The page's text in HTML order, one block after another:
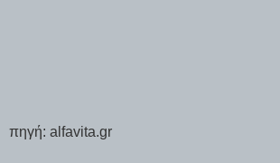
πηγή: alfavita.gr